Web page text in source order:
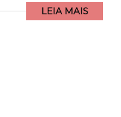
LEIA MAIS